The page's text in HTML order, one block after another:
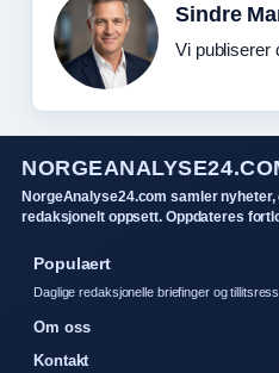
Sindre
Vi publiserer
NorgeAnalyse24.com samler
redaksjonelt oppsett. Oppdateres
Populaert
Daglige redaksjonelle briefinger og
Om oss
Kontakt